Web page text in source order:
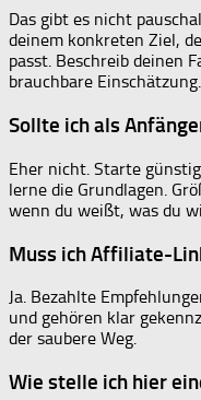
Das gibt es nicht
deinem konkreten Ziel,
passt. Beschreib deinen
brauchbare Einschätzung.
Sollte ich als
Eher nicht. Starte
lerne die Grundlagen.
wenn du weißt, was du
Muss ich Affiliate-
Ja. Bezahlte
und gehören klar
der saubere Weg.
Wie stelle ich hier